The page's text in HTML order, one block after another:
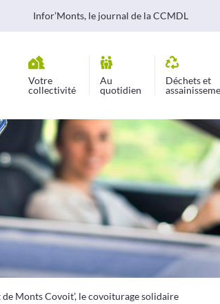
Infor’Monts, le journal de la CCMDL
Votre
collectivité
Au
quotidien
Déchets et
de Monts Covoit’, le covoiturage solidaire